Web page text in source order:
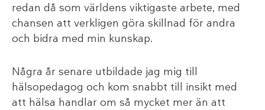
redan då som världens viktigaste arbete, med
chansen att verkligen göra skillnad för andra
och bidra med min kunskap.
Några år senare utbildade jag mig till
hälsopedagog och kom snabbt till insikt med
att hälsa handlar om så mycket mer än att